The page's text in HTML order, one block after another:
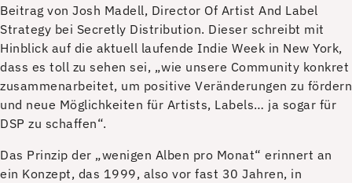
Beitrag von Josh Madell, Director Of Artist And Label
Strategy bei Secretly Distribution. Dieser schreibt mit
Hinblick auf die aktuell laufende Indie Week in New York,
dass es toll zu sehen sei, „wie unsere Community konkret
zusammenarbeitet, um positive Veränderungen zu fördern
und neue Möglichkeiten für Artists, Labels… ja sogar für
DSP zu schaffen“.
Das Prinzip der „wenigen Alben pro Monat“ erinnert an
ein Konzept, das 1999, also vor fast 30 Jahren, in